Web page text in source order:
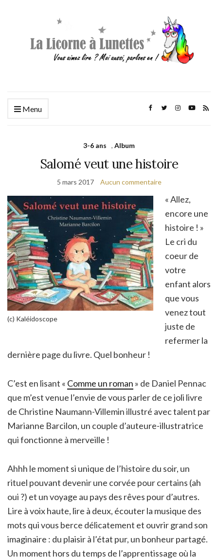
Menu
3-6 ans , Album
Salomé veut une histoire
5 mars 2017 Aucun commentaire
(c) Kaléidoscope
« Allez,
encore une
histoire ! »
Le cri du
coeur de
votre
enfant alors
que vous
venez tout
juste de
refermer la
dernière page du livre. Quel bonheur !
C’est en lisant « Comme un roman » de Daniel Pennac
que m’est venue l’envie de vous parler de ce joli livre
de Christine Naumann-Villemin illustré avec talent par
Marianne Barcilon, un couple d’auteure-illustratrice
qui fonctionne à merveille !
Ahhh le moment si unique de l’histoire du soir, un
rituel pouvant devenir une corvée pour certains (ah
oui ?) et un voyage au pays des rêves pour d’autres.
Lire à voix haute, lire à deux, écouter la musique des
mots qui vous berce délicatement et ouvrir grand son
imaginaire : du plaisir à l’état pur, un bonheur partagé.
Un moment hors du temps de l’apprentissage où la